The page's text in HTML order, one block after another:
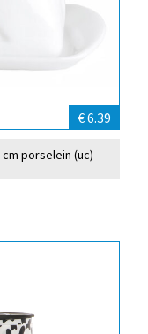
€ 6.39
porselein (uc)